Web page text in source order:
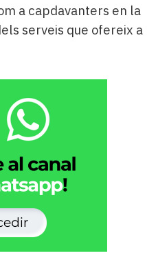
a capdavanters en la
serveis que ofereix a